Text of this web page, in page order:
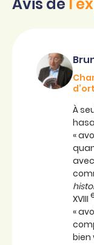
À
«
XVIII
«
bien